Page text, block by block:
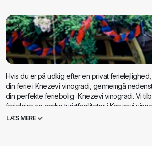
Hvis du er på udkig efter en privat
din ferie i Knezevi vinogradi, gennemgå
din perfekte feriebolig i Knezevi vinogradi. Vi
ferielejre og andre turistfaciliteter i Knezevi
LÆS MERE